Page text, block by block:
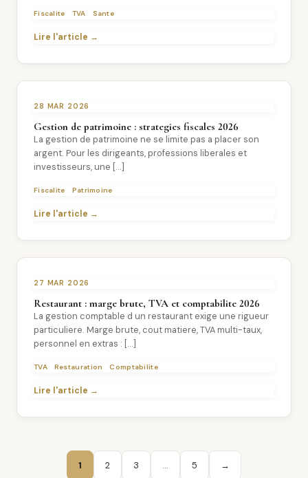
Fiscalite TVA Sante
Lire l'article →
28 MAR 2026
Gestion de patrimoine : strategies fiscales 2026
La gestion de patrimoine ne se limite pas a placer son
argent. Pour les dirigeants, professions liberales et
investisseurs, une […]
Fiscalite Patrimoine
Lire l'article →
27 MAR 2026
Restaurant : marge brute, TVA et comptabilite 2026
La gestion comptable d un restaurant exige une rigueur
particuliere. Marge brute, cout matiere, TVA multi-taux,
personnel en extras : […]
TVA Restauration Comptabilite
Lire l'article →
1 2 3 … 5 →